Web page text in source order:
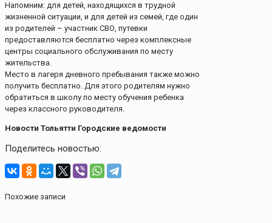
Напомним: для детей, находящихся в трудной
жизненной ситуации, и для детей из семей, где один
из родителей – участник СВО, путевки
предоставляются бесплатно через комплексные
центры социального обслуживания по месту
жительства.
Место в лагеря дневного пребывания также можно
получить бесплатно. Для этого родителям нужно
обратиться в школу по месту обучения ребенка
через классного руководителя.
Новости Тольятти Городские ведомости
Поделитесь новостью:
Похожие записи